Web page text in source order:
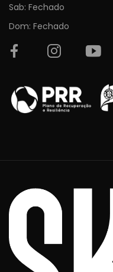
Sab: Fechado
Dom: Fechado